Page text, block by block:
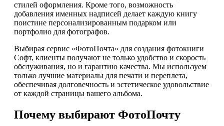
стилей оформления. Кроме того, возможность
добавления именных надписей делает каждую книгу
поистине персонализированным подарком или
портфолио для фотографов.
Выбирая сервис «ФотоПочта» для создания фотокниги
Софт, клиенты получают не только удобство и скорость
обслуживания, но и гарантию качества. Мы используем
только лучшие материалы для печати и переплета,
обеспечивая долговечность и эстетическое удовольствие
от каждой страницы вашего альбома.
Почему выбирают ФотоПочту